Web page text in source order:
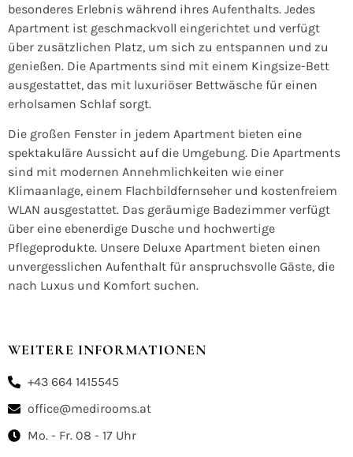
besonderes Erlebnis während ihres Aufenthalts. Jedes
Apartment ist geschmackvoll eingerichtet und verfügt
über zusätzlichen Platz, um sich zu entspannen und zu
genießen. Die Apartments sind mit einem Kingsize-Bett
ausgestattet, das mit luxuriöser Bettwäsche für einen
erholsamen Schlaf sorgt.
Die großen Fenster in jedem Apartment bieten eine
spektakuläre Aussicht auf die Umgebung. Die Apartments
sind mit modernen Annehmlichkeiten wie einer
Klimaanlage, einem Flachbildfernseher und kostenfreiem
WLAN ausgestattet. Das geräumige Badezimmer verfügt
über eine ebenerdige Dusche und hochwertige
Pflegeprodukte. Unsere Deluxe Apartment bieten einen
unvergesslichen Aufenthalt für anspruchsvolle Gäste, die
nach Luxus und Komfort suchen.
WEITERE INFORMATIONEN
+43 664 1415545
office@medirooms.at
Mo. - Fr. 08 - 17 Uhr